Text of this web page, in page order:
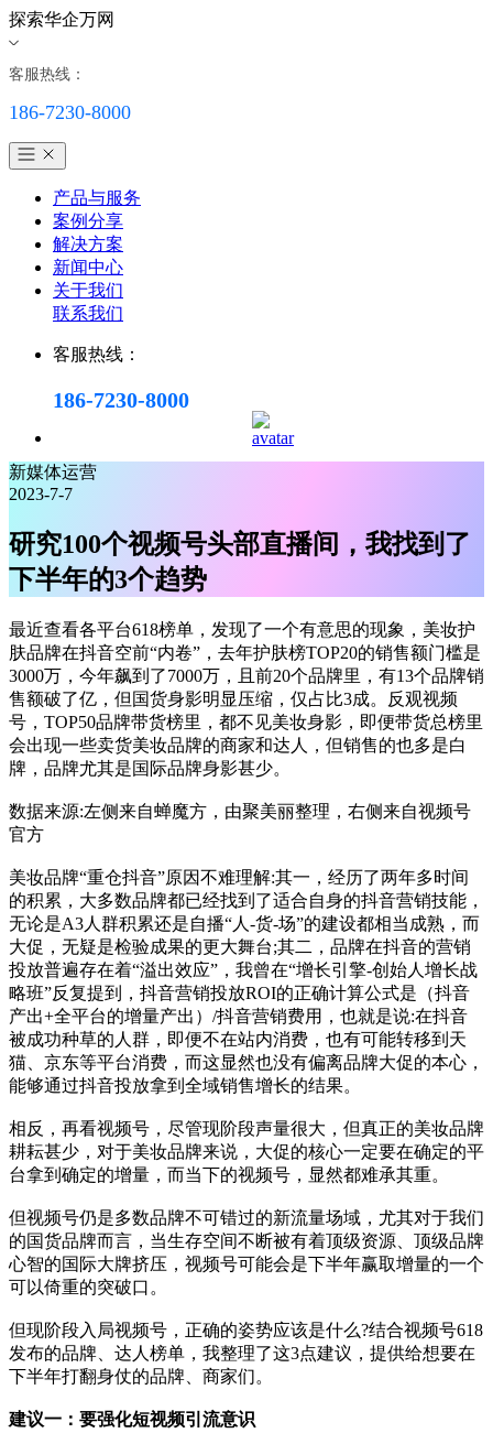
探索华企万网
客服热线：
186-7230-8000
产品与服务
案例分享
解决方案
新闻中心
关于我们
联系我们
客服热线：
186-7230-8000
新媒体运营
2023-7-7
研究100个视频号头部直播间，我找到了
下半年的3个趋势
最近查看各平台618榜单，发现了一个有意思的现象，美妆护
肤品牌在抖音空前“内卷”，去年护肤榜TOP20的销售额门槛是
3000万，今年飙到了7000万，且前20个品牌里，有13个品牌销
售额破了亿，但国货身影明显压缩，仅占比3成。反观视频
号，TOP50品牌带货榜里，都不见美妆身影，即便带货总榜里
会出现一些卖货美妆品牌的商家和达人，但销售的也多是白
牌，品牌尤其是国际品牌身影甚少。
数据来源:左侧来自蝉魔方，由聚美丽整理，右侧来自视频号
官方
美妆品牌“重仓抖音”原因不难理解:其一，经历了两年多时间
的积累，大多数品牌都已经找到了适合自身的抖音营销技能，
无论是A3人群积累还是自播“人-货-场”的建设都相当成熟，而
大促，无疑是检验成果的更大舞台;其二，品牌在抖音的营销
投放普遍存在着“溢出效应”，我曾在“增长引擎-创始人增长战
略班”反复提到，抖音营销投放ROI的正确计算公式是（抖音
产出+全平台的增量产出）/抖音营销费用，也就是说:在抖音
被成功种草的人群，即便不在站内消费，也有可能转移到天
猫、京东等平台消费，而这显然也没有偏离品牌大促的本心，
能够通过抖音投放拿到全域销售增长的结果。
相反，再看视频号，尽管现阶段声量很大，但真正的美妆品牌
耕耘甚少，对于美妆品牌来说，大促的核心一定要在确定的平
台拿到确定的增量，而当下的视频号，显然都难承其重。
但视频号仍是多数品牌不可错过的新流量场域，尤其对于我们
的国货品牌而言，当生存空间不断被有着顶级资源、顶级品牌
心智的国际大牌挤压，视频号可能会是下半年赢取增量的一个
可以倚重的突破口。
但现阶段入局视频号，正确的姿势应该是什么?结合视频号618
发布的品牌、达人榜单，我整理了这3点建议，提供给想要在
下半年打翻身仗的品牌、商家们。
建议一：要强化短视频引流意识